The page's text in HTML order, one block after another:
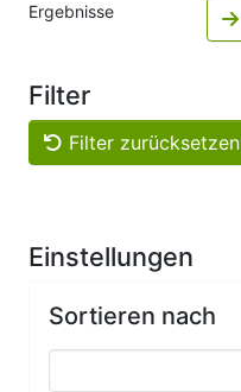
Ergebnisse
Filter
Filter zurücksetzen
Einstellungen
Sortieren nach